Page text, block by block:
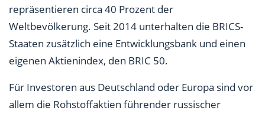
repräsentieren circa 40 Prozent der
Weltbevölkerung. Seit 2014 unterhalten die BRICS-
Staaten zusätzlich eine Entwicklungsbank und einen
eigenen Aktienindex, den BRIC 50.
Für Investoren aus Deutschland oder Europa sind vor
allem die Rohstoffaktien führender russischer